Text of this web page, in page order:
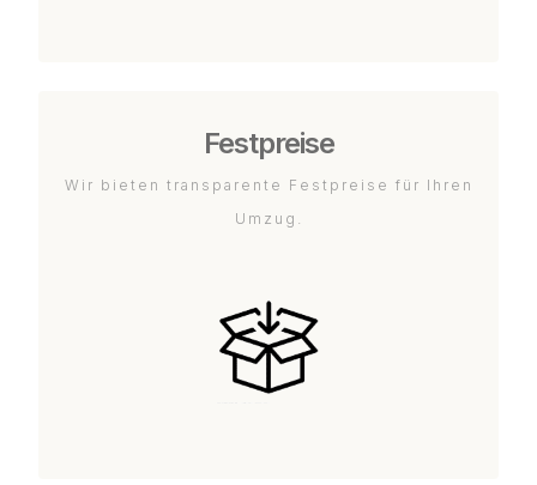
Festpreise
Wir bieten transparente Festpreise für Ihren
Umzug.